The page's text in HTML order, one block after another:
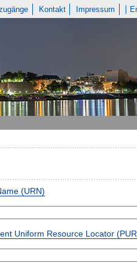
Kontakt Impressum
(URN)
Uniform Resource Locator